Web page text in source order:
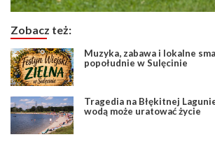
Zobacz też:
Muzyka, zabawa i lokalne
popołudnie w Sulęcinie
Tragedia na Błękitnej
wodą może uratować życie